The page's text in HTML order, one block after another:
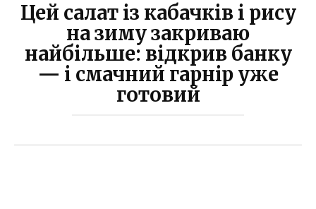
Цей салат із кабачків і рису
на зиму закриваю
найбільше: відкрив банку
— і смачний гарнір уже
готовий